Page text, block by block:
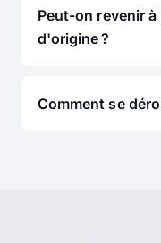
Peut-on revenir
d'origine ?
Comment se